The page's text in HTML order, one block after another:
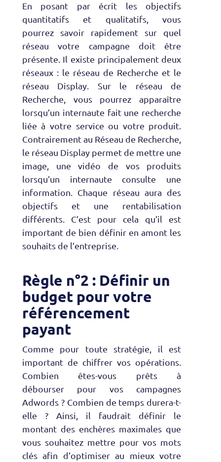
En posant par écrit les objectifs
quantitatifs et qualitatifs, vous
pourrez savoir rapidement sur quel
réseau votre campagne doit être
présente. Il existe principalement deux
réseaux : le réseau de Recherche et le
réseau Display. Sur le réseau de
Recherche, vous pourrez apparaître
lorsqu’un internaute fait une recherche
liée à votre service ou votre produit.
Contrairement au Réseau de Recherche,
le réseau Display permet de mettre une
image, une vidéo de vos produits
lorsqu’un internaute consulte une
information. Chaque réseau aura des
objectifs et une rentabilisation
différents. C’est pour cela qu’il est
important de bien définir en amont les
souhaits de l’entreprise.
Règle n°2 : Définir un
budget pour votre
référencement
payant
Comme pour toute stratégie, il est
important de chiffrer vos opérations.
Combien êtes-vous prêts à
débourser pour vos campagnes
Adwords ? Combien de temps durera-t-
elle ? Ainsi, il faudrait définir le
montant des enchères maximales que
vous souhaitez mettre pour vos mots
clés afin d’optimiser au mieux votre